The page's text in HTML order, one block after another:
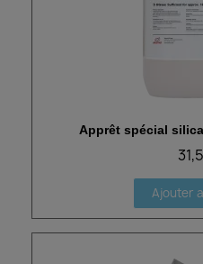
Apprêt spécial
Ajouter